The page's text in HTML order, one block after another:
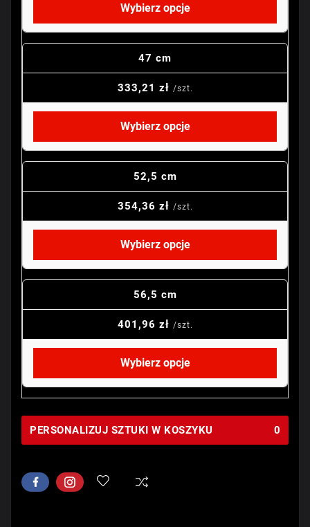
Wybierz opcje
47 cm
333,21 zł /szt.
Wybierz opcje
52,5 cm
354,36 zł /szt.
Wybierz opcje
56,5 cm
401,96 zł /szt.
Wybierz opcje
PERSONALIZUJ SZTUKI W KOSZYKU 0